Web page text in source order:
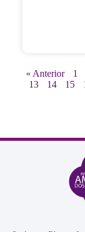
« Anterior 1
13
14 15